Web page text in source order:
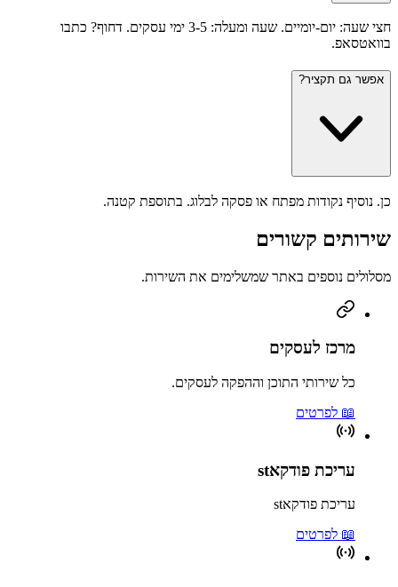
חצי שעה: יום-יומיים. שעה ומעלה: 3-5 ימי עסקים. דחוף? כתבו
בוואטסאפ.
אפשר גם תקציר?
כן. נוסיף נקודות מפתח או פסקה לבלוג. בתוספת קטנה.
שירותים קשורים
מסלולים נוספים באתר שמשלימים את השירות.
מרכז לעסקים
כל שירותי התוכן וההפקה לעסקים.
📖 לפרטים
עריכת פודקאst
עריכת פודקאst
📖 לפרטים